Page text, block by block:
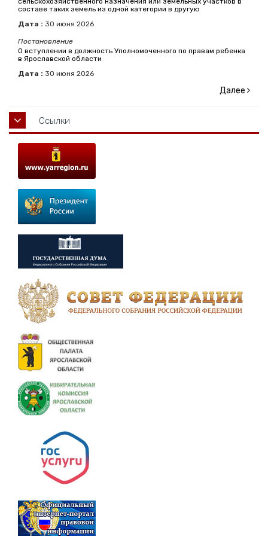
составе таких земель из одной категории в другую
Дата : 30 июня 2026
Постановление
О вступлении в должность Уполномоченного по правам ребенка
в Ярославской области
Дата : 30 июня 2026
Далее
Ссылки